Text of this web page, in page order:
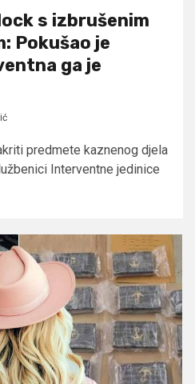
s izbrušenim
Pokušao je
ga je
predmete kaznenog djela
Interventne jedinice